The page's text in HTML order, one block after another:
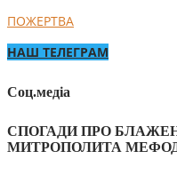
ПОЖЕРТВА
НАШ ТЕЛЕГРАМ
Соц.медіа
СПОГАДИ ПРО
МИТРОПОЛИТА